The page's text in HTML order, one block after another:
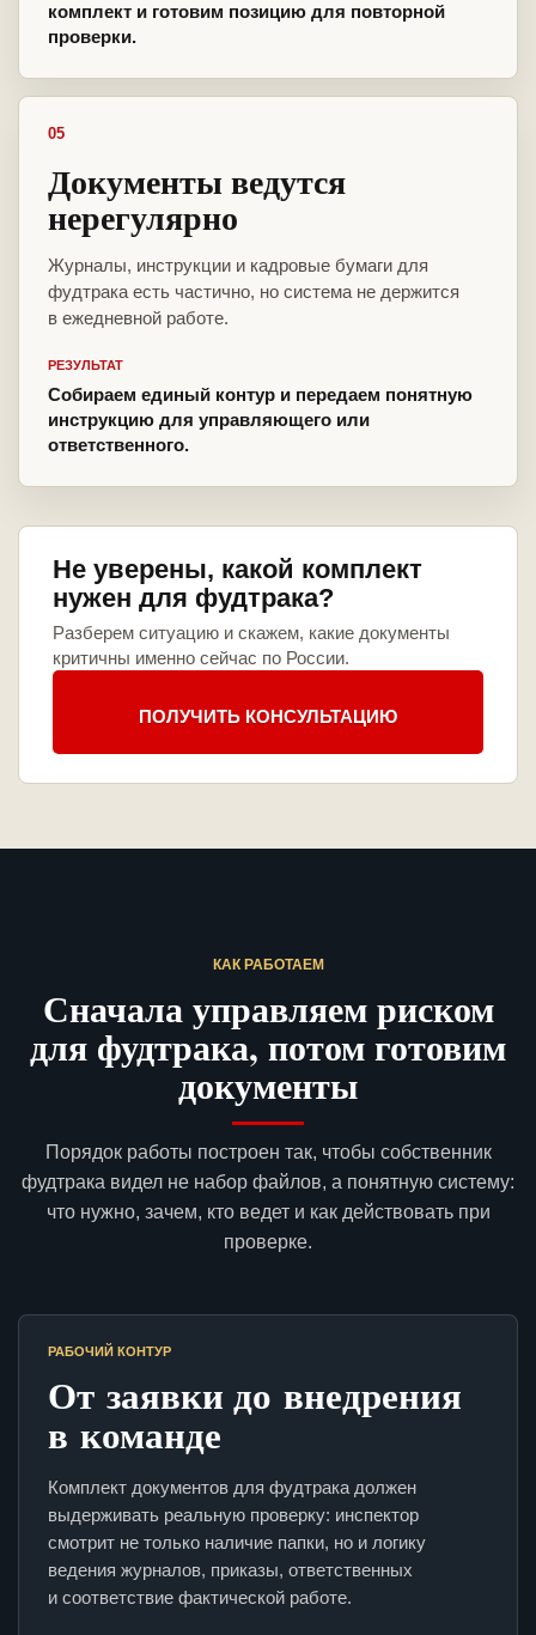
комплект и готовим позицию для повторной
проверки.
05
Документы ведутся
нерегулярно
Журналы, инструкции и кадровые бумаги для
фудтрака есть частично, но система не держится
в ежедневной работе.
РЕЗУЛЬТАТ
Собираем единый контур и передаем понятную
инструкцию для управляющего или
ответственного.
Не уверены, какой комплект
нужен для фудтрака?
Разберем ситуацию и скажем, какие документы
критичны именно сейчас по России.
ПОЛУЧИТЬ КОНСУЛЬТАЦИЮ
КАК РАБОТАЕМ
Сначала управляем риском
для фудтрака, потом готовим
документы
Порядок работы построен так, чтобы собственник
фудтрака видел не набор файлов, а понятную систему:
что нужно, зачем, кто ведет и как действовать при
проверке.
РАБОЧИЙ КОНТУР
От заявки до внедрения
в команде
Комплект документов для фудтрака должен
выдерживать реальную проверку: инспектор
смотрит не только наличие папки, но и логику
ведения журналов, приказы, ответственных
и соответствие фактической работе.